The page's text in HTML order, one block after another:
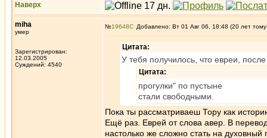
Наверх
miha
умер
Зарегистрирован:
12.03.2005
Суждений: 4540
№19648 Добавлено: Вт 01 Авг 06, 18:48 (20 лет
Цитата:
У тебя получилось, что евреи,
Цитата:
прогулки" по пустыне
стали свободными.
Пока ты рассматриваеш Тору как
Ещё раз. Еврей от слова авер. В
настолько же сложно стать на